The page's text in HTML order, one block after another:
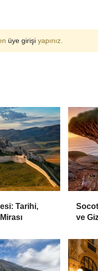
üye girişi yapınız.
Tarihi,
ve